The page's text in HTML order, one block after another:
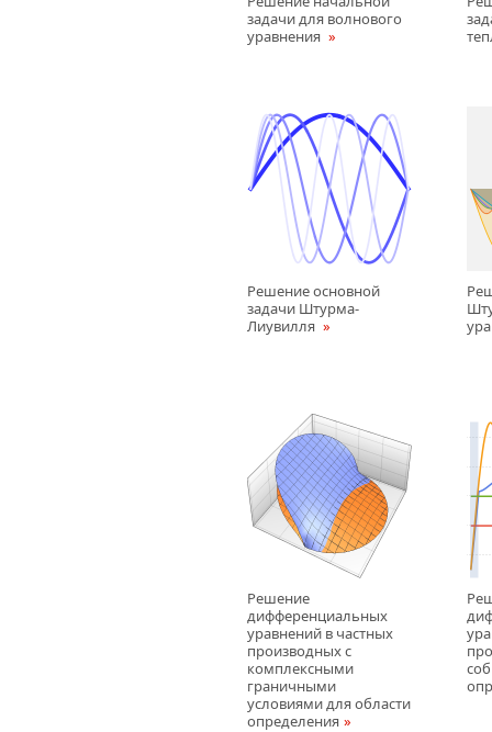
задачи для волнового
уравнения
Решение основной
задачи Штурма-
Лиувилля
Решение
дифференциальных
уравнений в частных
производных с
комплексными
граничными
условиями для области
определения